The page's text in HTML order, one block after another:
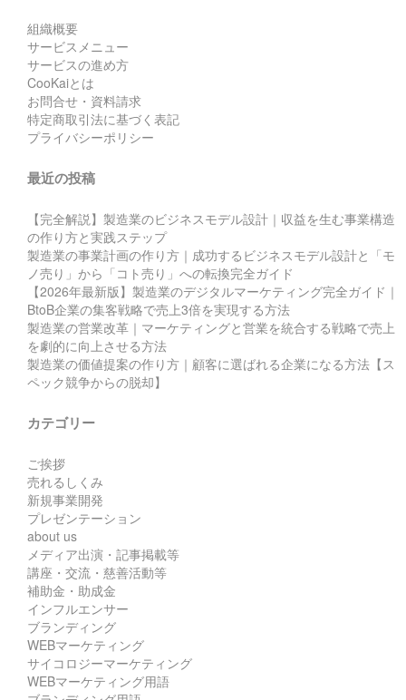
組織概要
サービスメニュー
サービスの進め方
CooKaiとは
お問合せ・資料請求
特定商取引法に基づく表記
プライバシーポリシー
最近の投稿
【完全解説】製造業のビジネスモデル設計｜収益を生む事業構造
の作り方と実践ステップ
製造業の事業計画の作り方｜成功するビジネスモデル設計と「モ
ノ売り」から「コト売り」への転換完全ガイド
【2026年最新版】製造業のデジタルマーケティング完全ガイド｜
BtoB企業の集客戦略で売上3倍を実現する方法
製造業の営業改革｜マーケティングと営業を統合する戦略で売上
を劇的に向上させる方法
製造業の価値提案の作り方｜顧客に選ばれる企業になる方法【ス
ペック競争からの脱却】
カテゴリー
ご挨拶
売れるしくみ
新規事業開発
プレゼンテーション
about us
メディア出演・記事掲載等
講座・交流・慈善活動等
補助金・助成金
インフルエンサー
ブランディング
WEBマーケティング
サイコロジーマーケティング
WEBマーケティング用語